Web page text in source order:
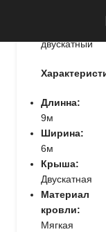
двускатный
Длинна:
9м
Ширина:
6м
Крыша:
Двускатная
Материал
кровли:
Мягкая